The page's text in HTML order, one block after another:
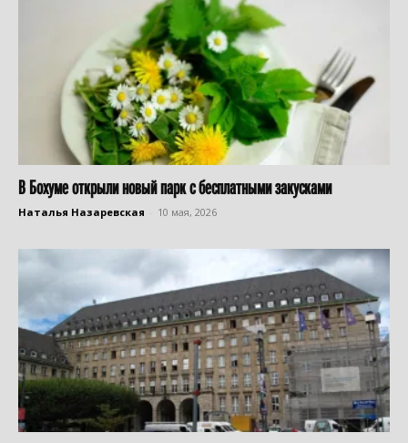
В Бохуме открыли новый парк с бесплатными закусками
Наталья Назаревская 10 мая, 2026